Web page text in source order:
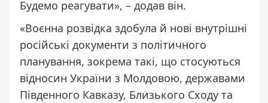
Будемо реагувати», – додав він.
«Воєнна розвідка здобула й нові внутрішні
російські документи з політичного
планування, зокрема такі, що стосуються
відносин України з Молдовою, державами
Південного Кавказу, Близького Сходу та